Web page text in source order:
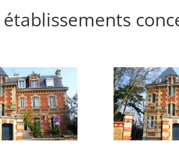
établissements